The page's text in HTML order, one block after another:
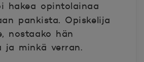
hakea opintolainaa
pankista. Opiskelija
nostaako hän
ja minkä verran.